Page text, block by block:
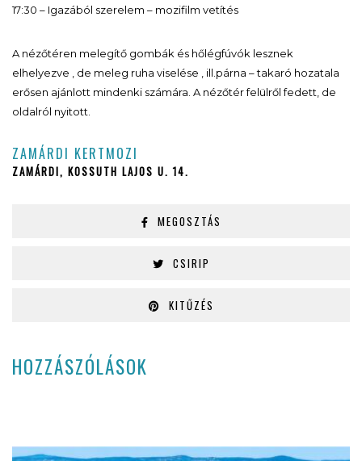
17:30 – Igazából szerelem – mozifilm vetítés
A nézőtéren melegítő gombák és hőlégfúvók lesznek
elhelyezve , de meleg ruha viselése , ill.párna – takaró hozatala
erősen ajánlott mindenki számára. A nézőtér felülről fedett, de
oldalról nyitott.
ZAMÁRDI KERTMOZI
ZAMÁRDI, KOSSUTH LAJOS U. 14.
MEGOSZTÁS
CSIRIP
KITŰZÉS
HOZZÁSZÓLÁSOK